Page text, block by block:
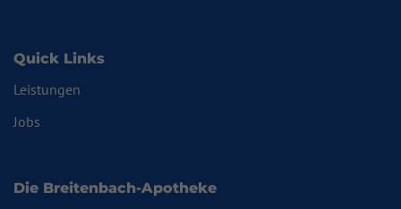
Quick Links
Leistungen
Jobs
Die Breitenbach-Apotheke